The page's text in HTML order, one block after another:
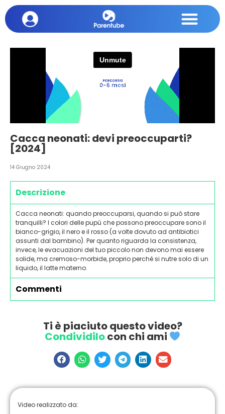
Cacca neonati: devi preoccuparti?
[2024]
14 Giugno 2024
Descrizione
Cacca neonati: quando preoccuparsi, quando si può stare
tranquilli? I colori delle pupù che possono preoccupare sono il
bianco-grigio, il nero e il rosso (a volte dovuto ad antibiotici
assunti dal bambino). Per quanto riguarda la consistenza,
invece, le evacuazioni del tuo piccolo non devono mai essere
solide, ma cremoso-morbide, proprio perché si nutre solo di un
liquido, il latte materno.
Commenti
Ti è piaciuto questo video?
Condividilocon chi ami
Video realizzato da: